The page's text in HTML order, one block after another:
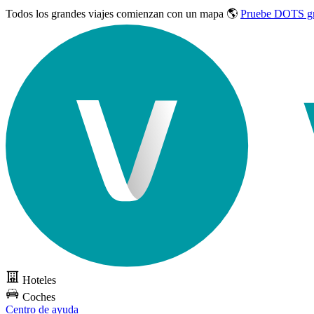
Todos los grandes viajes comienzan con un mapa 🌎 Pruebe DOTS
Hoteles
Coches
Centro de ayuda